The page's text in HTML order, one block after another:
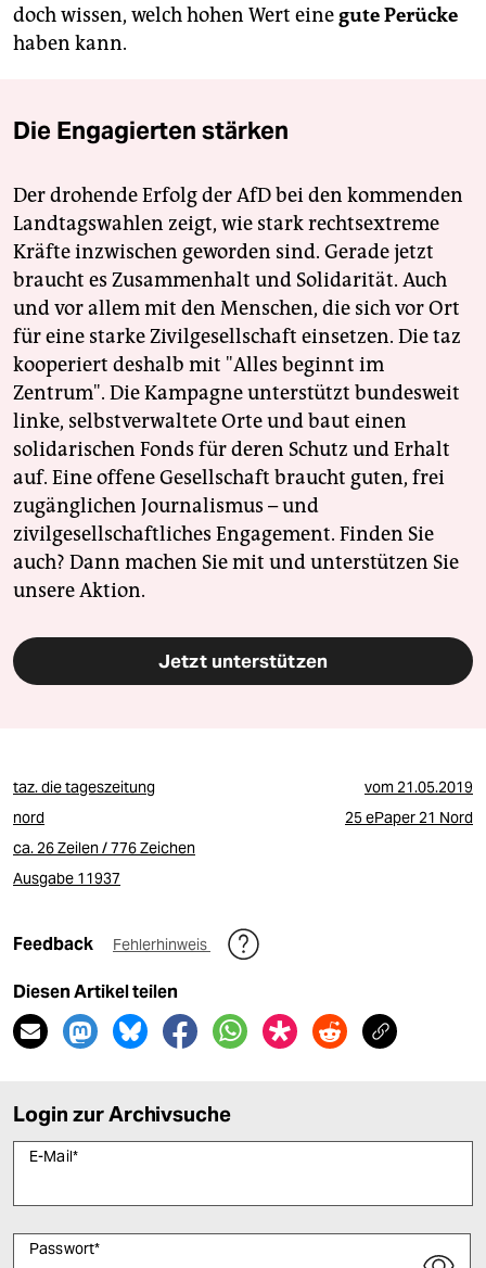
fragen & hilfe
unterstützen
genossenschaft
epaper login
doch wissen, welch hohen Wert einegute Perücke
haben kann.
Die Engagierten stärken
Der drohende Erfolg der AfD bei den kommenden
Landtagswahlen zeigt, wie stark rechtsextreme
Kräfte inzwischen geworden sind. Gerade jetzt
braucht es Zusammenhalt und Solidarität. Auch
und vor allem mit den Menschen, die sich vor Ort
für eine starke Zivilgesellschaft einsetzen. Die taz
kooperiert deshalb mit "Alles beginnt im
Zentrum". Die Kampagne unterstützt bundesweit
linke, selbstverwaltete Orte und baut einen
solidarischen Fonds für deren Schutz und Erhalt
auf. Eine offene Gesellschaft braucht guten, frei
zugänglichen Journalismus – und
zivilgesellschaftliches Engagement. Finden Sie
auch? Dann machen Sie mit und unterstützen Sie
unsere Aktion.
Jetzt unterstützen
taz. die tageszeitung vom21.05.2019
nord
25 ePaper 21 Nord
ca. 26 Zeilen / 776 Zeichen
Ausgabe 11937
Feedback Fehlerhinweis
Diesen Artikel teilen
Login zur Archivsuche
E-Mail*
Passwort*